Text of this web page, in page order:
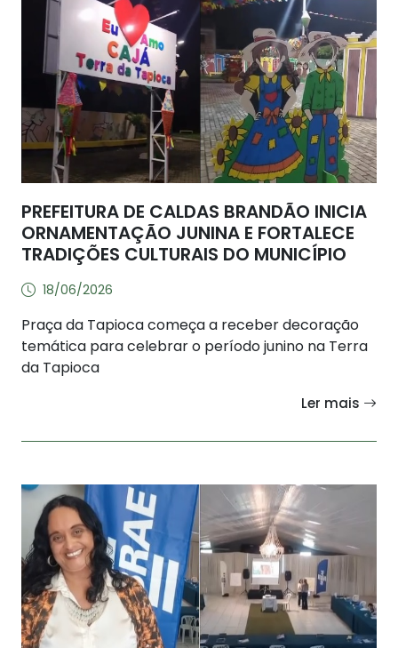
PREFEITURA DE CALDAS BRANDÃO INICIA
ORNAMENTAÇÃO JUNINA E FORTALECE
TRADIÇÕES CULTURAIS DO MUNICÍPIO
18/06/2026
Praça da Tapioca começa a receber decoração
temática para celebrar o período junino na Terra
da Tapioca
Ler mais